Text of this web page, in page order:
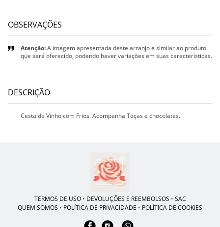
OBSERVAÇÕES
Atenção:A imagem apresentada deste arranjo é similar ao produto
que será oferecido, podendo haver variações em suas características.
DESCRIÇÃO
Cesta de Vinho com Frios. Acompanha Taças e chocolates.
TERMOS DE USO• DEVOLUÇÕES E REEMBOLSOS • SAC
QUEM SOMOS • POLÍTICA DE PRIVACIDADE • POLÍTICA DE COOKIES